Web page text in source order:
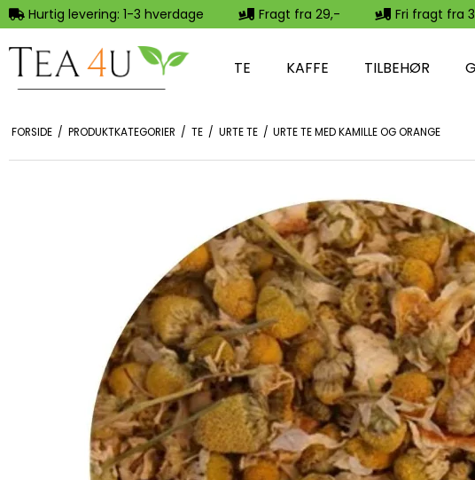
Hurtig levering: 1-3 hverdage Fragt fra 29,- Fri fragt fra
TE KAFFE TILBEHØR
FORSIDE / PRODUKTKATEGORIER / TE / URTE TE / URTE TE MED KAMILLE OG ORANGE